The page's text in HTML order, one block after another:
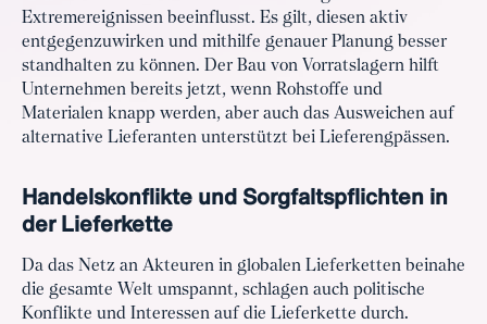
Extremereignissen beeinflusst. Es gilt, diesen aktiv
entgegenzuwirken und mithilfe genauer Planung besser
standhalten zu können. Der Bau von Vorratslagern hilft
Unternehmen bereits jetzt, wenn Rohstoffe und
Materialen knapp werden, aber auch das Ausweichen auf
alternative Lieferanten unterstützt bei Lieferengpässen.
Handelskonflikte und Sorgfaltspflichten in
der Lieferkette
Da das Netz an Akteuren in globalen Lieferketten beinahe
die gesamte Welt umspannt, schlagen auch politische
Konflikte und Interessen auf die Lieferkette durch.